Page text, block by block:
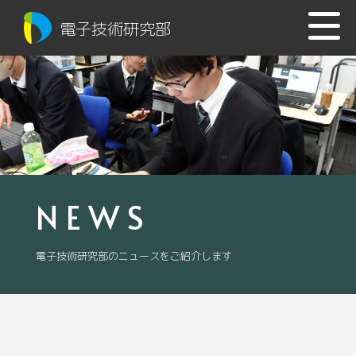
電子技術研究部
NEWS
電子技術研究部のニュースをご紹介します